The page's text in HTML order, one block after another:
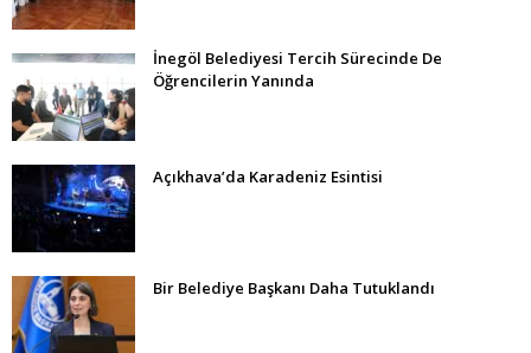
İnegöl Belediyesi Tercih Sürecinde De
Öğrencilerin Yanında
Açıkhava’da Karadeniz Esintisi
Bir Belediye Başkanı Daha Tutuklandı